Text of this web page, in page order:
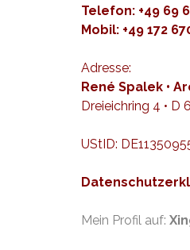
Telefon: +49 69
Mobil: +49 172
Adresse:
René Spalek •
Dreieichring 4 • D
UStID:
Mein Profil auf: